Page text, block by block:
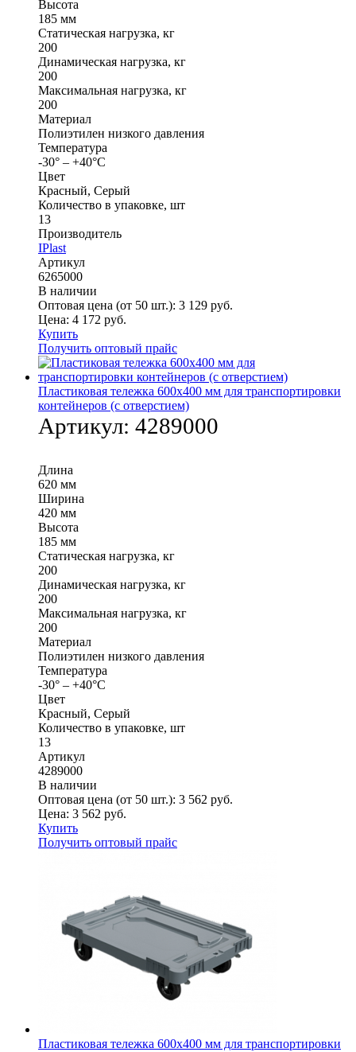
Высота
185 мм
Статическая нагрузка, кг
200
Динамическая нагрузка, кг
200
Максимальная нагрузка, кг
200
Материал
Полиэтилен низкого давления
Температура
-30° – +40°С
Цвет
Красный, Серый
Количество в упаковке, шт
13
Производитель
IPlast
Артикул
6265000
В наличии
Оптовая цена (от 50 шт.): 3 129 руб.
Цена: 4 172 руб.
Купить
Получить оптовый прайс
Пластиковая тележка 600х400 мм для транспортировки
контейнеров (с отверстием)
Артикул: 4289000
Длина
620 мм
Ширина
420 мм
Высота
185 мм
Статическая нагрузка, кг
200
Динамическая нагрузка, кг
200
Максимальная нагрузка, кг
200
Материал
Полиэтилен низкого давления
Температура
-30° – +40°С
Цвет
Красный, Серый
Количество в упаковке, шт
13
Артикул
4289000
В наличии
Оптовая цена (от 50 шт.): 3 562 руб.
Цена: 3 562 руб.
Купить
Получить оптовый прайс
Пластиковая тележка 600х400 мм для транспортировки